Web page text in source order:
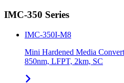
IMC-350 Series
IMC-350I-M8
Mini Hardened Media
850nm, LFPT, 2km, SC